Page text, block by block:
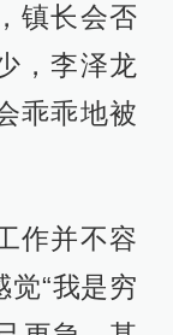
镇长会否
，李泽龙
乖乖地被
作并不容
“我是穷